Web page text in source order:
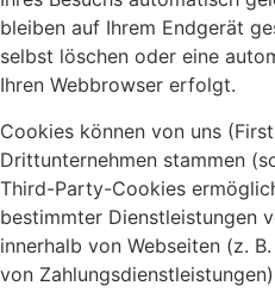
bleiben auf Ihrem Endgerät
selbst löschen oder eine
Ihren Webbrowser erfolgt.
Cookies können von uns
Drittunternehmen stammen
Third-Party-Cookies
bestimmter Dienstleistungen
innerhalb von Webseiten (z.
von